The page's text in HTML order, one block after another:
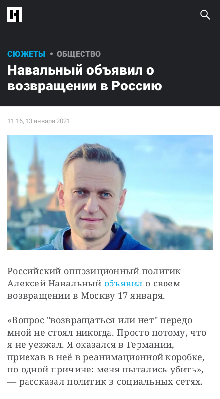
СЮЖЕТЫ ОБЩЕСТВО
Навальный объявил о
возвращении в Россию
Российский оппозиционный политик
Алексей Навальный объявил о своем
возвращении в Москву 17 января.
«Вопрос "возвращаться или нет" передо
мной не стоял никогда. Просто потому, что
я не уезжал. Я оказался в Германии,
приехав в неё в реанимационной коробке,
по одной причине: меня пытались убить»,
— рассказал политик в социальных сетях.